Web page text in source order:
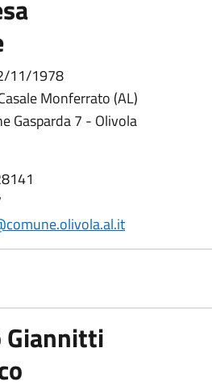
11/1978
Monferrato (AL)
Gasparda 7 - Olivola
Giannitti